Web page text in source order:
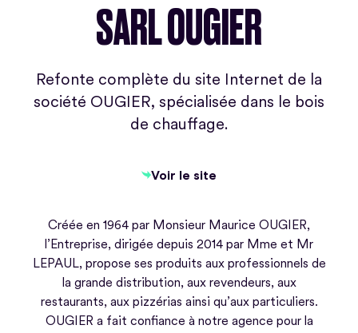
SARL OUGIER
Refonte complète du site Internet de la
société OUGIER, spécialisée dans le bois
de chauffage.
Voir le site
Créée en 1964 par Monsieur Maurice OUGIER,
l’Entreprise, dirigée depuis 2014 par Mme et Mr
LEPAUL, propose ses produits aux professionnels de
la grande distribution, aux revendeurs, aux
restaurants, aux pizzérias ainsi qu’aux particuliers.
OUGIER a fait confiance à notre agence pour la